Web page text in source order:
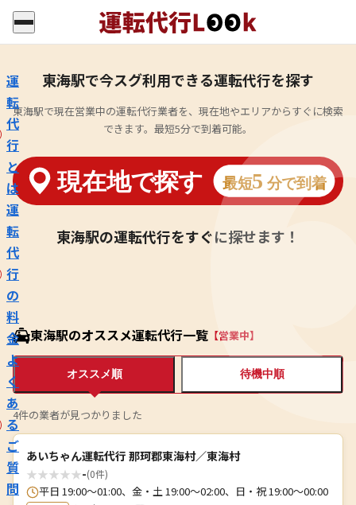
運
転
代
行
と
は
運
転
代
行
の
料
金
よ
く
あ
る
ご
質
問
東海駅で今スグ利用できる運転代行を探す
東海駅で現在営業中の運転代行業者を、現在地やエリアからすぐに検索
できます。最短5分で到着可能。
東海駅の運転代行をすぐに探せます！
東海駅のオススメ運転代行一覧 【営業中】
オススメ順 待機中順
4件の業者が見つかりました
あいちゃん運転代行 那珂郡東海村／東海村
★★★★★-(0件)
平日 19:00～01:00、金・土 19:00～02:00、日・祝 19:00～00:00